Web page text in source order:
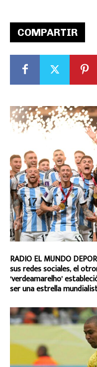
COMPARTIR
RADIO EL MUNDO
sus redes sociales, el
‘verdeamarelho’
ser una estrella